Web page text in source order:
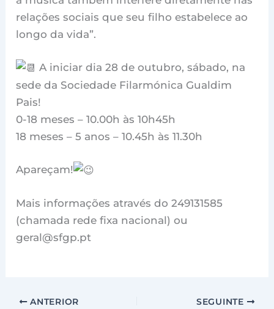
relações sociais que seu filho estabelece ao
longo da vida”.
A iniciar dia 28 de outubro, sábado, na
sede da Sociedade Filarmónica Gualdim
Pais!
0-18 meses – 10.00h às 10h45h
18 meses – 5 anos – 10.45h às 11.30h
Apareçam!
Mais informações através do 249131585
(chamada rede fixa nacional) ou
geral@sfgp.pt
ANTERIOR SEGUINTE